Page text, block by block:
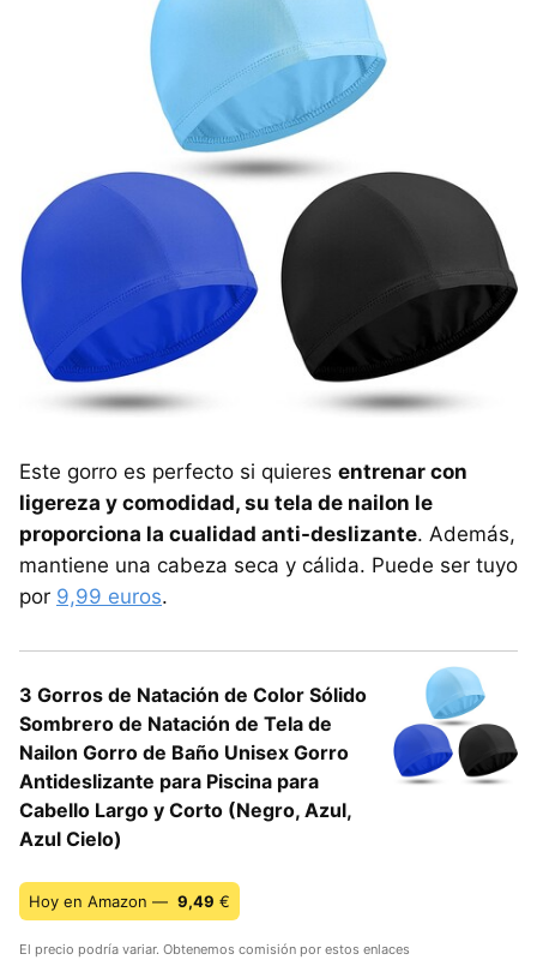
Este gorro es perfecto si quieres entrenar con
ligereza y comodidad, su tela de nailon le
proporciona la cualidad anti-deslizante. Además,
mantiene una cabeza seca y cálida. Puede ser tuyo
por 9,99 euros.
3 Gorros de Natación de Color Sólido
Sombrero de Natación de Tela de
Nailon Gorro de Baño Unisex Gorro
Antideslizante para Piscina para
Cabello Largo y Corto (Negro, Azul,
Azul Cielo)
Hoy en Amazon — 9,49 €
El precio podría variar. Obtenemos comisión por estos enlaces